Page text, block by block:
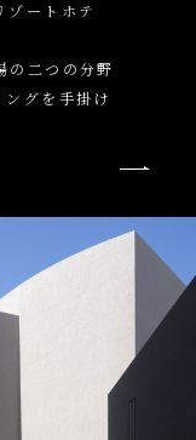
ゾートホテ
の二つの分野
グを手掛け